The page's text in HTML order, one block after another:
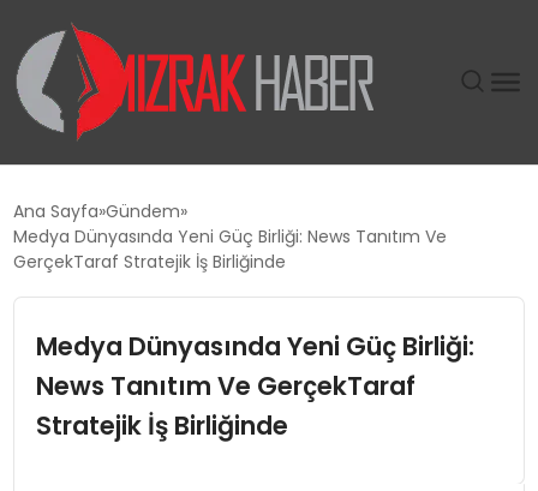
SIYASET
EKONOMI
Ana Sayfa Gündem
Medya Dünyasında Yeni Güç Birliği: News Tanıtım Ve
GerçekTaraf Stratejik İş Birliğinde
Medya Dünyasında Yeni Güç Birliği:
News Tanıtım Ve GerçekTaraf
Stratejik İş Birliğinde